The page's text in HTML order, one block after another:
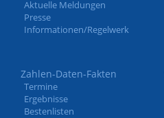
Aktuelle Meldungen
Presse
Informationen/Regelwerk
Zahlen-Daten-Fakten
Termine
Ergebnisse
Bestenlisten